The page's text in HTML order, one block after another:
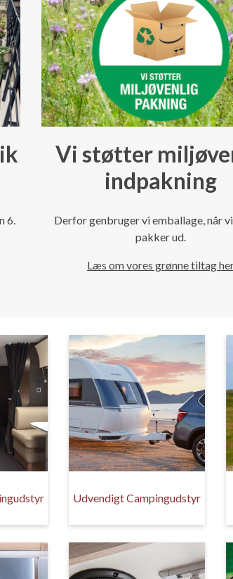
6.
Vi støtter
indpakning
Derfor genbruger vi emballage, når
pakker ud.
Læs om vores grønne tiltag
Udvendigt Campingudstyr